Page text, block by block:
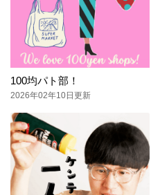
100均パト部！
2026年02年10日更新